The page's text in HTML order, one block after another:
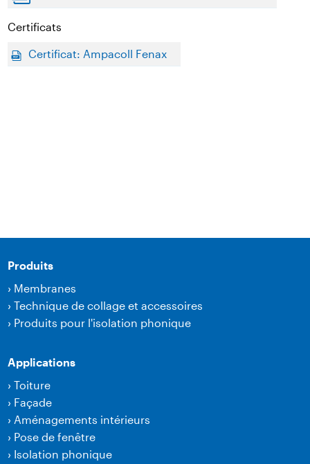
Certificats
Certificat: Ampacoll Fenax
Produits
› Membranes
›Technique de collage et accessoires
› Produits pour l'isolation phonique
Applications
›Toiture
› Façade
› Aménagements intérieurs
› Pose de fenêtre
› Isolation phonique